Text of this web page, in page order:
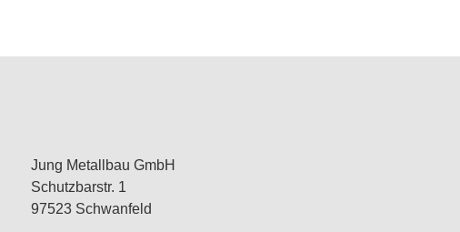
Jung Metallbau GmbH
Schutzbarstr. 1
97523 Schwanfeld